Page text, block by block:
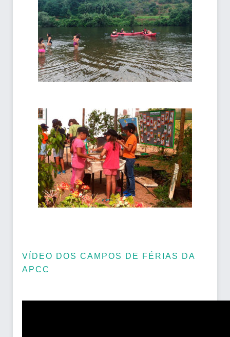
VÍDEO DOS CAMPOS DE FÉRIAS DA
APCC